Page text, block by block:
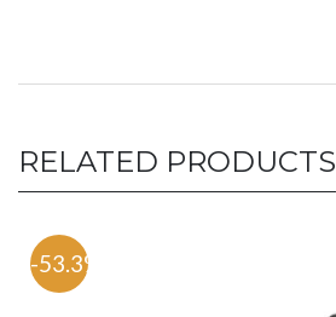
RELATED PRODUCTS
-53.3%